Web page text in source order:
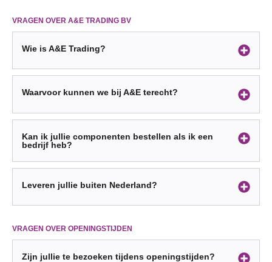
VRAGEN OVER A&E TRADING BV
Wie is A&E Trading?
Waarvoor kunnen we bij A&E terecht?
Kan ik jullie componenten bestellen als ik een
bedrijf heb?
Leveren jullie buiten Nederland?
VRAGEN OVER OPENINGSTIJDEN
Zijn jullie te bezoeken tijdens openingstijden?